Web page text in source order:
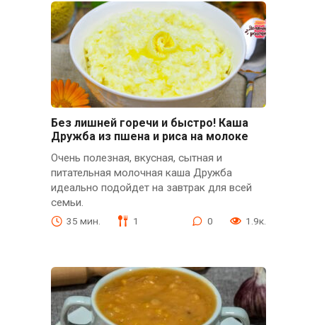
Без лишней горечи и быстро! Каша
Дружба из пшена и риса на молоке
Очень полезная, вкусная, сытная и
питательная молочная каша Дружба
идеально подойдет на завтрак для всей
семьи.
35 мин. 1 0 1.9к.